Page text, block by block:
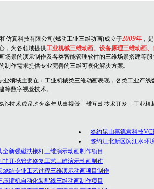
真科技有限公司(燃动工业三维动画)成立于2009年，
，为各领域提供工业机械三维动画、 设备原理三维动画、
场景的演示制作及各类智能管理软件的三维场景搭建等
制作需求提供专业完善的三维可视化解决方案。
业领域主要在： 工业机械类三维动画表现，各类工业产线
等数字视觉技术。
心技术成员均为多年从事视觉三维互动技术开发、工业
为核心的客户服务价值，秉承以专业技术为先导，以诚
签约昆山嘉德君科技
签约江北新区滨江水环
全新强磁扶接杆三维演示动画制作项目
非开挖管道修复工艺三维演示动画制作
烧结专业工艺过程三维演示动画项目制作
压缩机自动化装配线三维动画制作项目